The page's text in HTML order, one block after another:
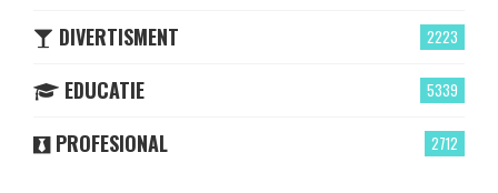
2223
DIVERTISMENT
5339
EDUCATIE
2712
PROFESIONAL